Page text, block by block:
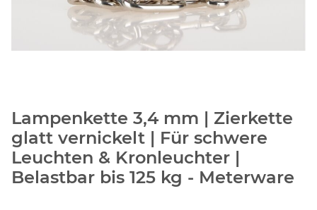
Lampenkette 3,4 mm | Zierkette
glatt vernickelt | Für schwere
Leuchten & Kronleuchter |
Belastbar bis 125 kg - Meterware